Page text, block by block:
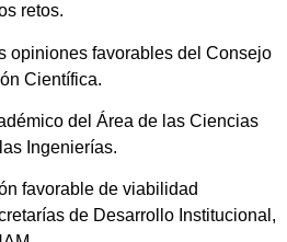
retos.
opiniones favorables del Consejo
Científica.
del Área de las Ciencias
Ingenierías.
favorable de viabilidad
de Desarrollo Institucional,